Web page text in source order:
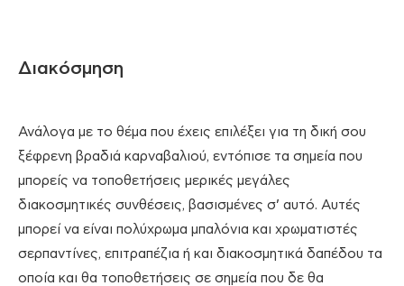
Διακόσμηση
Ανάλογα με το θέμα που έχεις επιλέξει για τη δική σου
ξέφρενη βραδιά καρναβαλιού, εντόπισε τα σημεία που
μπορείς να τοποθετήσεις μερικές μεγάλες
διακοσμητικές συνθέσεις, βασισμένες σ’ αυτό. Αυτές
μπορεί να είναι πολύχρωμα μπαλόνια και χρωματιστές
σερπαντίνες, επιτραπέζια ή και διακοσμητικά δαπέδου τα
οποία και θα τοποθετήσεις σε σημεία που δε θα